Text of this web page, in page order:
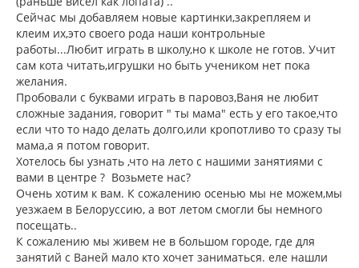
Сейчас мы добавляем новые картинки,закрепляем и
клеим их,это своего рода наши контрольные
работы...Любит играть в школу,но к школе не готов. Учит
сам кота читать,игрушки но быть учеником нет пока
желания.
Пробовали с буквами играть в паровоз,Ваня не любит
сложные задания, говорит " ты мама" есть у его такое,что
если что то надо делать долго,или кропотливо то сразу ты
мама,а я потом говорит.
Хотелось бы узнать ,что на лето с нашими занятиями с
вами в центре ? Возьмете нас?
Очень хотим к вам. К сожалению осенью мы не можем,мы
уезжаем в Белоруссию, а вот летом смогли бы немного
посещать..
К сожалению мы живем не в большом городе, где для
занятий с Ваней мало кто хочет заниматься. еле нашли